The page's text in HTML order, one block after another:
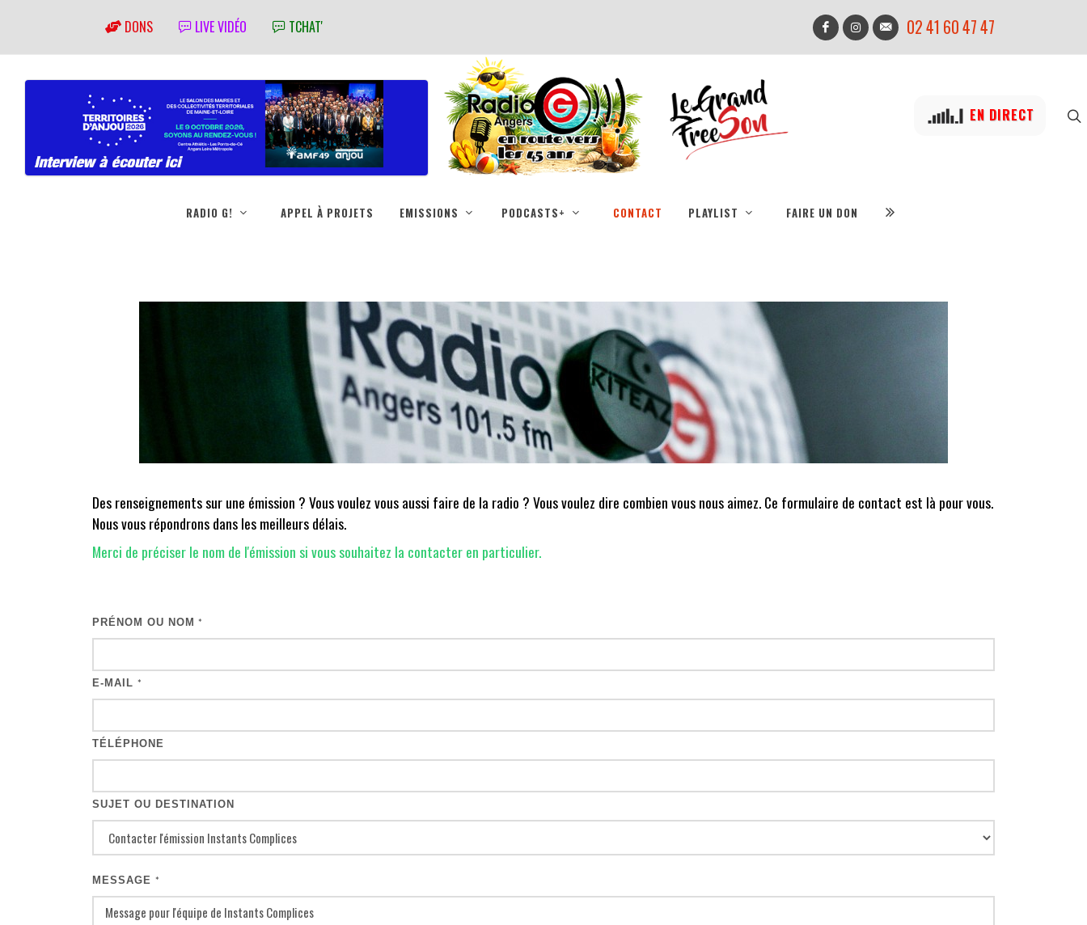
DONS LIVE VIDÉO TCHAT' 02 41 60 47 47
EN DIRECT
RADIO G! APPEL À PROJETS EMISSIONS PODCASTS+ CONTACT PLAYLIST FAIRE UN DON
Des renseignements sur une émission ? Vous voulez vous aussi faire de la radio ? Vous voulez dire combien vous nous aimez. Ce formulaire de contact est là pour vous.
Nous vous répondrons dans les meilleurs délais.
Merci de préciser le nom de l'émission si vous souhaitez la contacter en particulier.
PRÉNOM OU NOM *
E-MAIL *
TÉLÉPHONE
SUJET OU DESTINATION
MESSAGE *